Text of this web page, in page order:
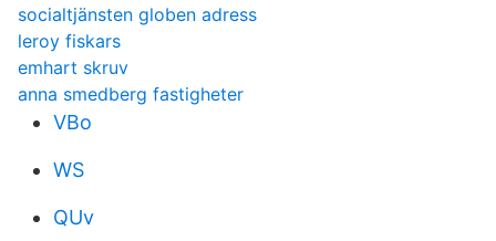
socialtjänsten globen adress
leroy fiskars
emhart skruv
anna smedberg fastigheter
VBo
WS
QUv